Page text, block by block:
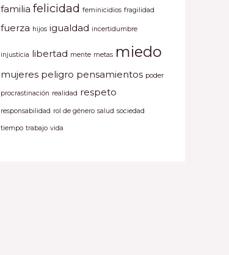
familia felicidad feminicidios fragilidad
fuerza hijos igualdad incertidumbre
injusticia libertad mente metas miedo
mujeres peligro pensamientos poder
procrastinación realidad respeto
responsabilidad rol de género salud sociedad
tiempo trabajo vida